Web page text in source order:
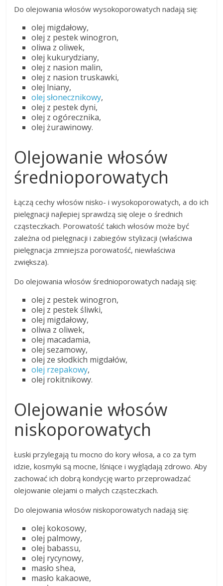
Do olejowania włosów wysokoporowatych nadają się:
olej migdałowy,
olej z pestek winogron,
oliwa z oliwek,
olej kukurydziany,
olej z nasion malin,
olej z nasion truskawki,
olej lniany,
olej słonecznikowy,
olej z pestek dyni,
olej z ogórecznika,
olej żurawinowy.
Olejowanie włosów
średnioporowatych
Łączą cechy włosów nisko- i wysokoporowatych, a do ich
pielęgnacji najlepiej sprawdzą się oleje o średnich
cząsteczkach. Porowatość takich włosów może być
zależna od pielęgnacji i zabiegów stylizacji (właściwa
pielęgnacja zmniejsza porowatość, niewłaściwa
zwiększa).
Do olejowania włosów średnioporowatych nadają się:
olej z pestek winogron,
olej z pestek śliwki,
olej migdałowy,
oliwa z oliwek,
olej macadamia,
olej sezamowy,
olej ze słodkich migdałów,
olej rzepakowy,
olej rokitnikowy.
Olejowanie włosów
niskoporowatych
Łuski przylegają tu mocno do kory włosa, a co za tym
idzie, kosmyki są mocne, lśniące i wyglądają zdrowo. Aby
zachować ich dobrą kondycję warto przeprowadzać
olejowanie olejami o małych cząsteczkach.
Do olejowania włosów niskoporowatych nadają się:
olej kokosowy,
olej palmowy,
olej babassu,
olej rycynowy,
masło shea,
masło kakaowe,